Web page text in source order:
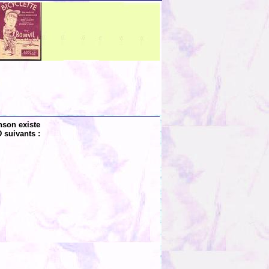
existe
suivants :